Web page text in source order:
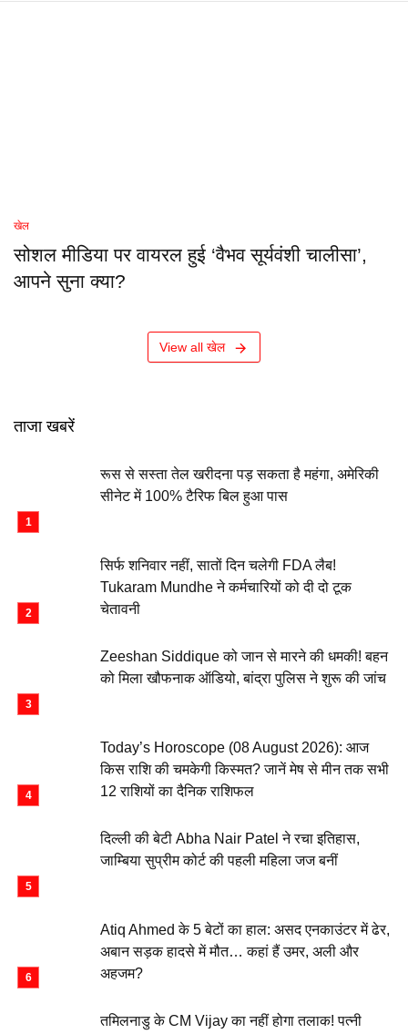
खेल
सोशल मीडिया पर वायरल हुई ‘वैभव सूर्यवंशी चालीसा’,
आपने सुना क्या?
View all खेल
ताजा खबरें
रूस से सस्ता तेल खरीदना पड़ सकता है महंगा, अमेरिकी
सीनेट में 100% टैरिफ बिल हुआ पास
सिर्फ शनिवार नहीं, सातों दिन चलेगी FDA लैब!
Tukaram Mundhe ने कर्मचारियों को दी दो टूक
चेतावनी
Zeeshan Siddique को जान से मारने की धमकी! बहन
को मिला खौफनाक ऑडियो, बांद्रा पुलिस ने शुरू की जांच
Today’s Horoscope (08 August 2026): आज
किस राशि की चमकेगी किस्मत? जानें मेष से मीन तक सभी
12 राशियों का दैनिक राशिफल
दिल्ली की बेटी Abha Nair Patel ने रचा इतिहास,
जाम्बिया सुप्रीम कोर्ट की पहली महिला जज बनीं
Atiq Ahmed के 5 बेटों का हाल: असद एनकाउंटर में ढेर,
अबान सड़क हादसे में मौत… कहां हैं उमर, अली और
अहजम?
तमिलनाडु के CM Vijay का नहीं होगा तलाक! पत्नी